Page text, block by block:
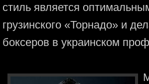
стиль является
грузинского «Торнадо» и
боксеров в украинском